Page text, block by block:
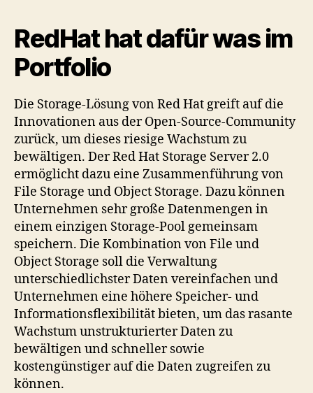
RedHat hat dafür was im
Portfolio
Die Storage-Lösung von Red Hat greift auf die
Innovationen aus der Open-Source-Community
zurück, um dieses riesige Wachstum zu
bewältigen. Der Red Hat Storage Server 2.0
ermöglicht dazu eine Zusammenführung von
File Storage und Object Storage. Dazu können
Unternehmen sehr große Datenmengen in
einem einzigen Storage-Pool gemeinsam
speichern. Die Kombination von File und
Object Storage soll die Verwaltung
unterschiedlichster Daten vereinfachen und
Unternehmen eine höhere Speicher- und
Informationsflexibilität bieten, um das rasante
Wachstum unstrukturierter Daten zu
bewältigen und schneller sowie
kostengünstiger auf die Daten zugreifen zu
können.